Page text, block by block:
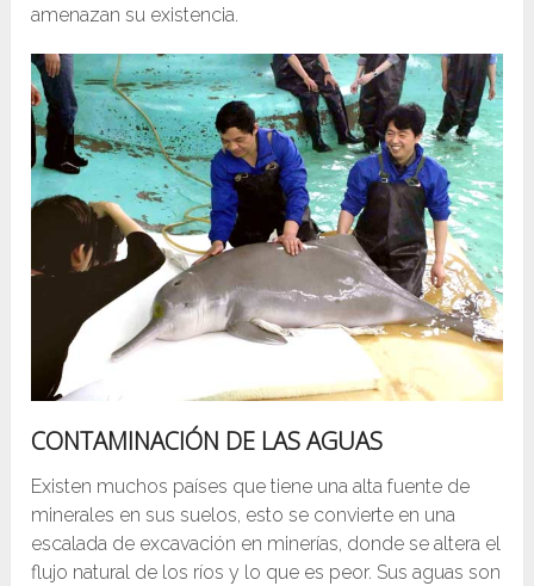
amenazan su existencia.
CONTAMINACIÓN DE LAS AGUAS
Existen muchos países que tiene una alta fuente de
minerales en sus suelos, esto se convierte en una
escalada de excavación en minerías, donde se altera el
flujo natural de los ríos y lo que es peor. Sus aguas son